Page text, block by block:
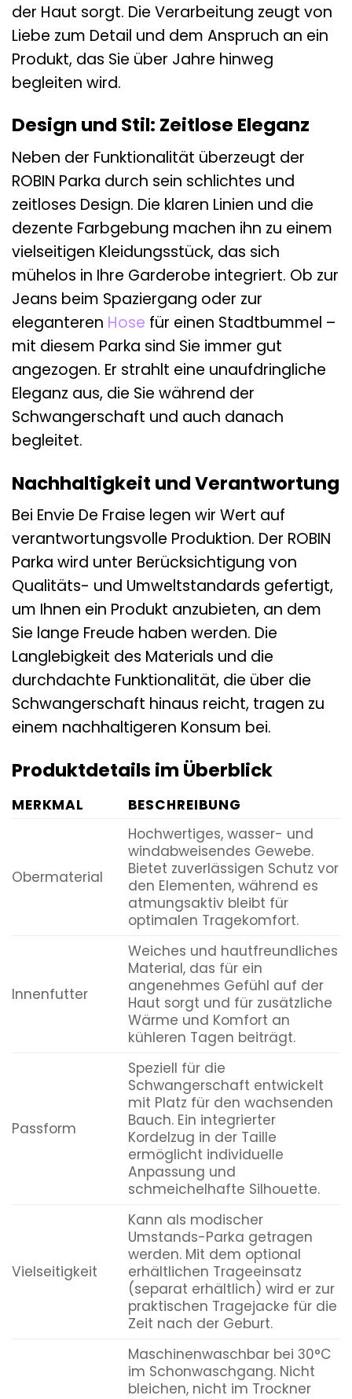
der Haut sorgt. Die Verarbeitung zeugt von
Liebe zum Detail und dem Anspruch an ein
Produkt, das Sie über Jahre hinweg
begleiten wird.
Design und Stil: Zeitlose Eleganz
Neben der Funktionalität überzeugt der
ROBIN Parka durch sein schlichtes und
zeitloses Design. Die klaren Linien und die
dezente Farbgebung machen ihn zu einem
vielseitigen Kleidungsstück, das sich
mühelos in Ihre Garderobe integriert. Ob zur
Jeans beim Spaziergang oder zur
eleganteren Hose für einen Stadtbummel –
mit diesem Parka sind Sie immer gut
angezogen. Er strahlt eine unaufdringliche
Eleganz aus, die Sie während der
Schwangerschaft und auch danach
begleitet.
Nachhaltigkeit und Verantwortung
Bei Envie De Fraise legen wir Wert auf
verantwortungsvolle Produktion. Der ROBIN
Parka wird unter Berücksichtigung von
Qualitäts- und Umweltstandards gefertigt,
um Ihnen ein Produkt anzubieten, an dem
Sie lange Freude haben werden. Die
Langlebigkeit des Materials und die
durchdachte Funktionalität, die über die
Schwangerschaft hinaus reicht, tragen zu
einem nachhaltigeren Konsum bei.
Produktdetails im Überblick
MERKMAL BESCHREIBUNG
Obermaterial
Hochwertiges, wasser- und
windabweisendes Gewebe.
Bietet zuverlässigen Schutz vor
den Elementen, während es
atmungsaktiv bleibt für
optimalen Tragekomfort.
Innenfutter
Weiches und hautfreundliches
Material, das für ein
angenehmes Gefühl auf der
Haut sorgt und für zusätzliche
Wärme und Komfort an
kühleren Tagen beiträgt.
Passform
Speziell für die
Schwangerschaft entwickelt
mit Platz für den wachsenden
Bauch. Ein integrierter
Kordelzug in der Taille
ermöglicht individuelle
Anpassung und
schmeichelhafte Silhouette.
Vielseitigkeit
Kann als modischer
Umstands-Parka getragen
werden. Mit dem optional
erhältlichen Trageeinsatz
(separat erhältlich) wird er zur
praktischen Tragejacke für die
Zeit nach der Geburt.
Maschinenwaschbar bei 30°C
im Schonwaschgang. Nicht
bleichen, nicht im Trockner